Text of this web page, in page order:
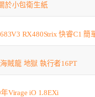
於小包衛生紙
RX480Strix 快睿C1 簡
賊龍 地獄 執行者16PT
Virage iO 1.8EXi